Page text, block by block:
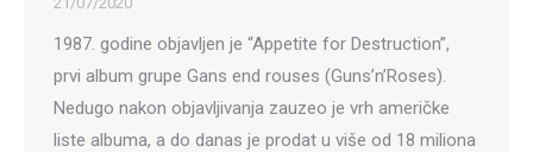
1987. godine objavljen je “Appetite for Destruction”,
prvi album grupe Gans end rouses (Guns’n’Roses).
Nedugo nakon objavljivanja zauzeo je vrh američke
liste albuma, a do danas je prodat u više od 18 miliona